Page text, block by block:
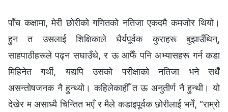
पाँच कक्षामा, मेरी छोरीको गणितको नतिजा एकदमै कमजोर थियो।
हुन त उसलाई शिक्षिकाले धैर्यपूर्वक कुराहरू बुझाउँथिन्,
साहपाठीहरूले पढ्न सघाउँथे, र ऊ आफैँ पनि अभ्यासहरू गर्न कडा
मिहिनेत गर्थी, यद्यपि उसको परीक्षाको नतिजा भने सधैँ
असन्तोषजनक नै हुन्थ्यो। कहिलेकाहीँ त ऊ अनुतीर्ण नै हुन्थी। यो
देखेर म असाध्यै चिन्तित भएँ र मैले कडाइपूर्वक छोरीलाई भनेँ, “राम्रो